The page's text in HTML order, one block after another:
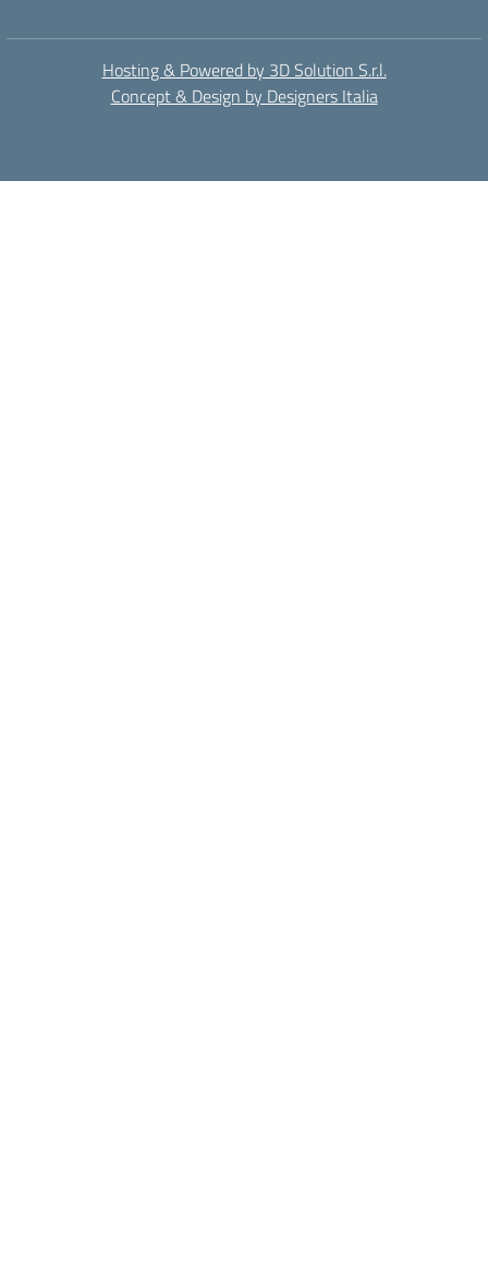
Hosting & Powered by 3D Solution S.r.l.
Concept & Design by Designers Italia